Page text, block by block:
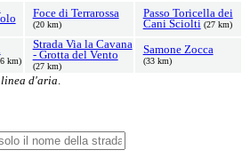
Foce di Terrarossa
(20 km)
Passo Toricella dei
Cani Sciolti (27 km)
km)
Strada Via la Cavana
- Grotta del Vento
(27 km)
Samone Zocca
(33 km)
linea d'aria.